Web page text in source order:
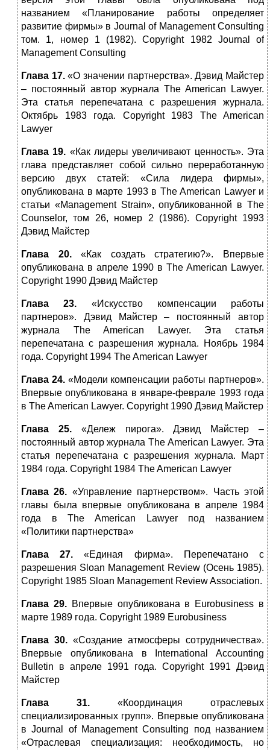
названием «Планирование работы определяет
развитие фирмы» в Journal of Management Consulting
том. 1, номер 1 (1982). Copyright 1982 Journal of
Management Consulting
Глава 17.«О значении партнерства». Дэвид Майстер
– постоянный автор журнала The American Lawyer.
Эта статья перепечатана с разрешения журнала.
Октябрь 1983 года. Copyright 1983 The American
Lawyer
Глава 19. «Как лидеры увеличивают ценность». Эта
глава представляет собой сильно переработанную
версию двух статей: «Сила лидера фирмы»,
опубликована в марте 1993 в The American Lawyer и
статьи «Management Strain», опубликованной в The
Counselor, том 26, номер 2 (1986). Copyright 1993
Дэвид Майстер
Глава 20.«Как создать стратегию?». Впервые
опубликована в апреле 1990 в The American Lawyer.
Copyright 1990 Дэвид Майстер
Глава 23. «Искусство компенсации работы
партнеров». Дэвид Майстер – постоянный автор
журнала The American Lawyer. Эта статья
перепечатана с разрешения журнала. Ноябрь 1984
года. Copyright 1994 The American Lawyer
Глава 24.«Модели компенсации работы партнеров».
Впервые опубликована в январе‑феврале 1993 года
в The American Lawyer. Copyright 1990 Дэвид Майстер
Глава 25.«Дележ пирога». Дэвид Майстер –
постоянный автор журнала The American Lawyer. Эта
статья перепечатана с разрешения журнала. Март
1984 года. Copyright 1984 The American Lawyer
Глава 26. «Управление партнерством». Часть этой
главы была впервые опубликована в апреле 1984
года в The American Lawyer под названием
«Политики партнерства»
Глава 27. «Единая фирма». Перепечатано с
разрешения Sloan Management Review (Осень 1985).
Copyright 1985 Sloan Management Review Association.
Глава 29.Впервые опубликована в Eurobusiness в
марте 1989 года. Copyright 1989 Eurobusiness
Глава 30. «Создание атмосферы сотрудничества».
Впервые опубликована в International Accounting
Bulletin в апреле 1991 года. Copyright 1991 Дэвид
Майстер
Глава 31. «Координация отраслевых
специализированных групп». Впервые опубликована
в Journal of Management Consulting под названием
«Отраслевая специализация: необходимость, но